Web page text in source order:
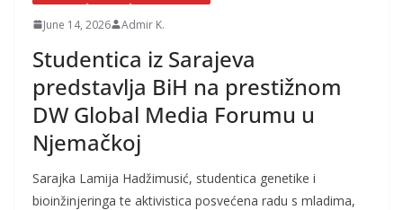
June 14, 2026 Admir K.
Studentica iz Sarajeva
predstavlja BiH na prestižnom
DW Global Media Forumu u
Njemačkoj
Sarajka Lamija Hadžimusić, studentica genetike i
bioinžinjeringa te aktivistica posvećena radu s mladima,